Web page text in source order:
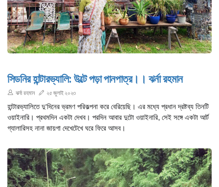
সিডনির হান্টারভ্যালি: উল্টে পড়া পানপাত্র।। ঝর্না রহমান
ঝর্না রহমান ২৫ জুলাই ২০২৩
হান্টারভ্যালিতে দু’দিনের ভ্রমণ পরিকল্পনা করে বেরিয়েছি। এর মধ্যে প্রধান দ্রষ্টব্য তিনটি
ওয়াইনারি। প্রথমদিন একটা দেখব। পরদিন আবার দুটো ওয়াইনারি, সেই সঙ্গে একটা আর্ট
গ্যালারিসহ নানা জায়গা দেখেটেখে ঘরে ফিরে আসব।